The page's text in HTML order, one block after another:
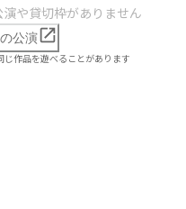
や貸切枠がありません
公演
作品を遊べることがあります